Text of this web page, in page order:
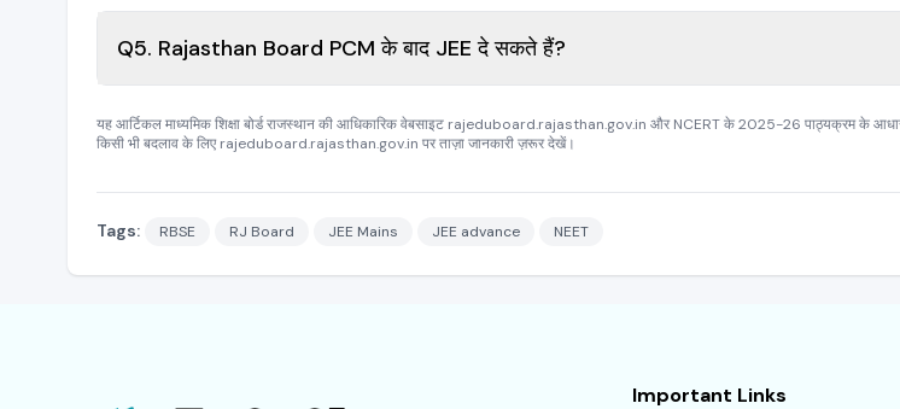
Q5. Rajasthan Board PCM के बाद JEE दे सकते हैं?
यह आर्टिकल माध्यमिक शिक्षा बोर्ड राजस्थान की आधिकारिक वेबसाइट rajeduboard.rajasthan.gov.in और NCERT के 2025-26 पाठ्यक्रम के आधार
किसी भी बदलाव के लिए rajeduboard.rajasthan.gov.in पर ताज़ा जानकारी ज़रूर देखें।
Tags: RBSE RJ Board JEE Mains JEE advance NEET
Important Links